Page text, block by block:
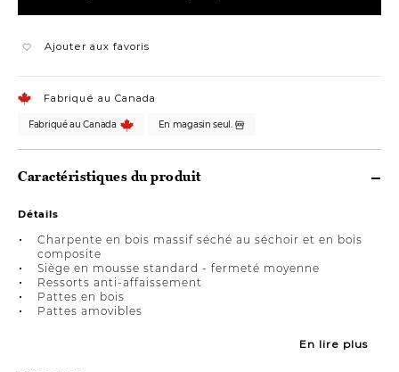
Ajouter aux favoris
Fabriqué au Canada
Fabriqué au Canada En magasin seul.
Caractéristiques du produit
Détails
Charpente en bois massif séché au séchoir et en bois
composite
Siège en mousse standard - fermeté moyenne
Ressorts anti-affaissement
Pattes en bois
Pattes amovibles
En lire plus